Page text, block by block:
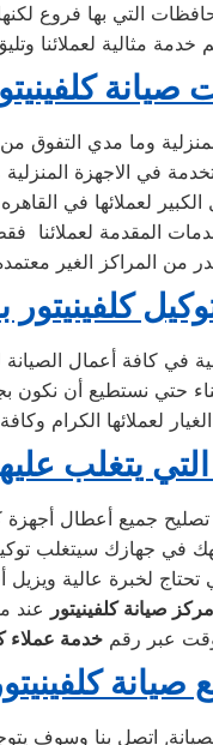
التي بها فروع
خدمة مثالية لعملائنا
صيانة
وما مدي التفوق
الاجهزة المنزلية مع
لعملائها في
المقدمة لعملائنا
المراكز الغير
كلفينيتور
كافة أعمال
حتي نستطيع أن نكون
لعملائها الكرام
يتغلب
لخبرة عالية
مركز صيانة كلفينيتور
وقت عبر رقمخدمة عملاء
صيانة
اتصل بنا وسوف